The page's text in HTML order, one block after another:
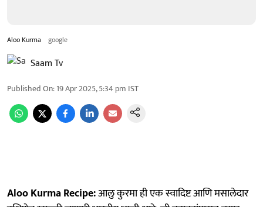
Aloo Kurma google
Saam Tv
Published On:19 Apr 2025, 5:34 pm IST
Aloo Kurma Recipe:आलु कुरमा ही एक स्वादिष्ट आणि मसालेदार